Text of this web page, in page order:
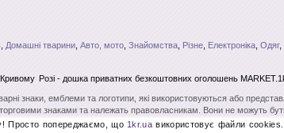
Домашні тварини Авто, мото Знайомства Різне Електроніка Одяг,
Розі- дошка приватних безкоштовних оголошень
знаки, емблеми та логотипи, які використовуються або
знаками та належать правовласникам. Вони не можуть
дозволу. Повне чи часткове копіювання матеріалів без відкритого
Просто попереджаємо, що 1kr.ua використовує файли cookies.